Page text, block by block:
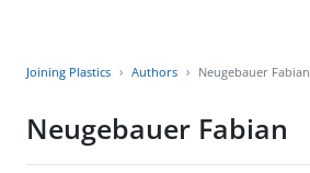
Joining Plastics Authors Neugebauer Fabian
Neugebauer Fabian